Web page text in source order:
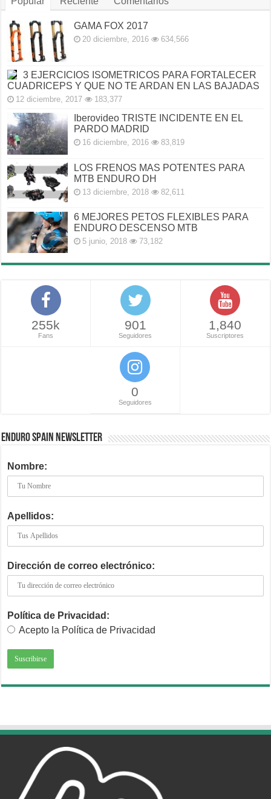
GAMA FOX 2017
20 diciembre, 2016 634,566
3 EJERCICIOS ISOMETRICOS PARA FORTALECER
CUADRICEPS Y QUE NO TE ARDAN EN LAS BAJADAS
12 diciembre, 2017 183,377
Iberovideo TRISTE INCIDENTE EN EL
PARDO MADRID
16 diciembre, 2016 83,819
LOS FRENOS MAS POTENTES PARA
MTB ENDURO DH
13 diciembre, 2018 82,611
6 MEJORES PETOS FLEXIBLES PARA
ENDURO DESCENSO MTB
5 junio, 2018 73,182
255k
Fans
901
Seguidores
1,840
Suscriptores
0
Seguidores
ENDURO SPAIN NEWSLETTER
Nombre:
Apellidos:
Dirección de correo electrónico:
Política de Privacidad:
Acepto la Política de Privacidad